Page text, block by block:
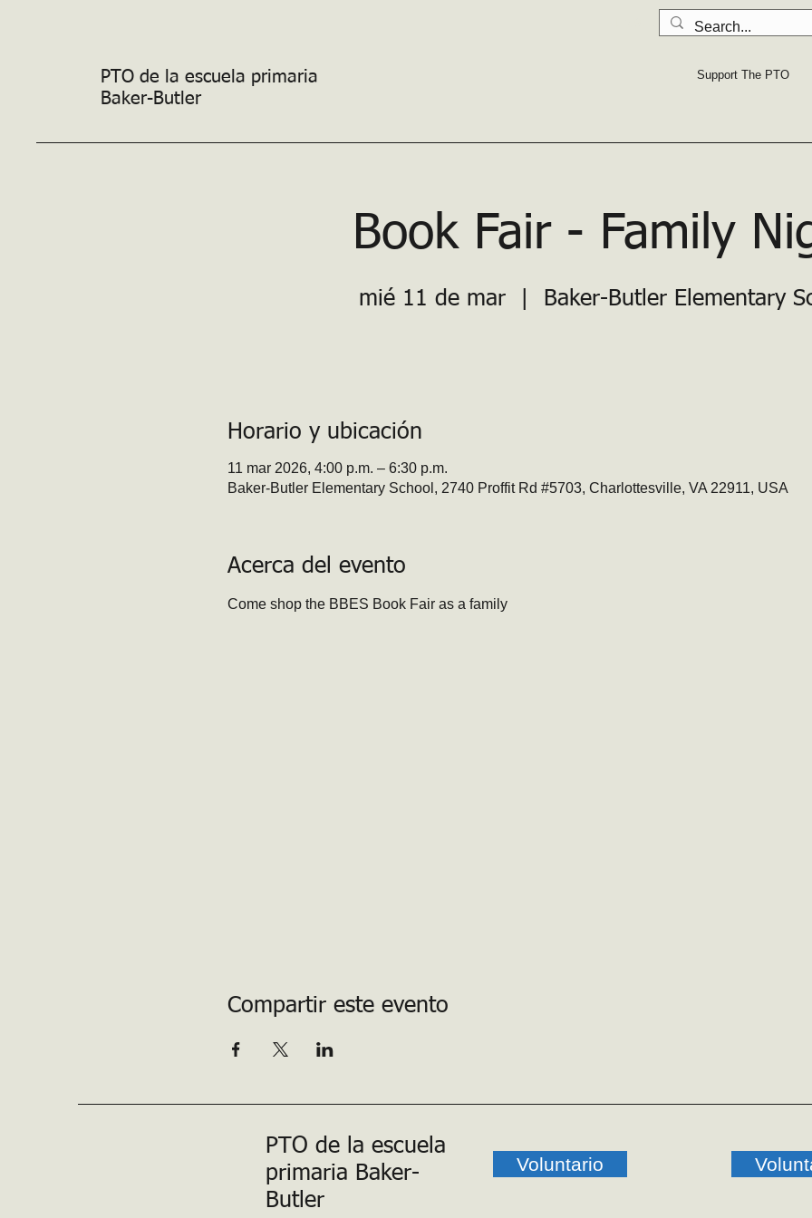
PTO de la escuela primaria
Baker-Butler
Support The PTO
LA SEGURIDAD PRIMERO:
Book Fair - Family
mié 11 de mar
  |
Baker-Butler Elementary
Horario y ubicación
11 mar 2026, 4:00 p.m. – 6:30 p.m.
Baker-Butler Elementary School, 2740 Proffit Rd #5703, Charlottesville, VA 22911, USA
Acerca del evento
Come shop the BBES Book Fair as a family
Compartir este evento
PTO de la escuela
primaria Baker-
Butler
Voluntario